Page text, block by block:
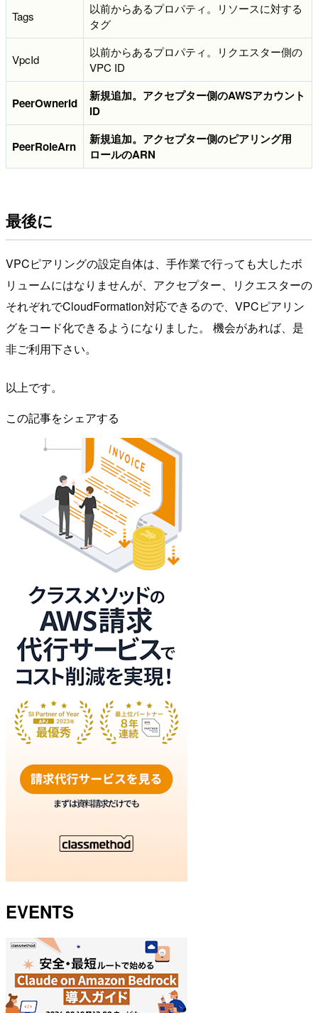
Tags
以前からあるプロパティ。リソースに対する
タグ
VpcId
以前からあるプロパティ。リクエスター側の
VPC ID
PeerOwnerId
新規追加。アクセプター側のAWSアカウント
ID
PeerRoleArn
新規追加。アクセプター側のピアリング用
ロールのARN
最後に
VPCピアリングの設定自体は、手作業で行っても大したボ
リュームにはなりませんが、アクセプター、リクエスターの
それぞれでCloudFormation対応できるので、VPCピアリン
グをコード化できるようになりました。 機会があれば、是
非ご利用下さい。
以上です。
この記事をシェアする
EVENTS